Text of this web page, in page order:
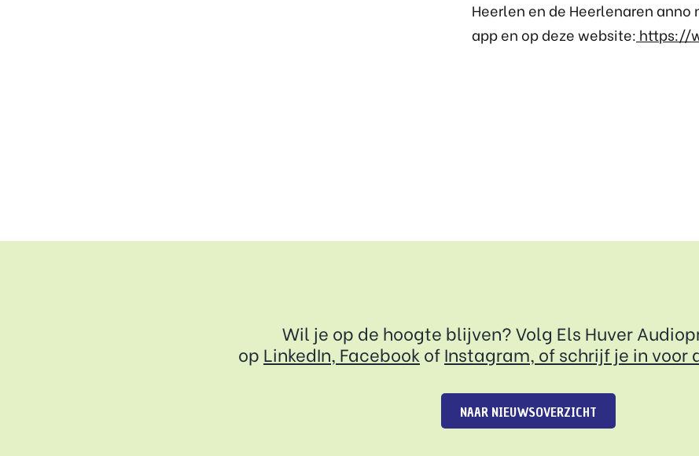
Heerlen en de Heerlenaren
app en op deze website: https://
Wil je op de hoogte blijven? Volg Els Huver
op LinkedIn, Facebook ofInstagram, ofschrijf je in voor
NAAR NIEUWSOVERZICHT